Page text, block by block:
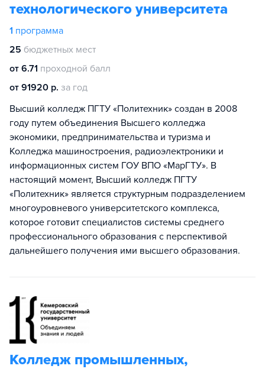
технологического университета
1 программа
25 бюджетных мест
от 6.71 проходной балл
от 91920 р. за год
Высший колледж ПГТУ «Политехник» создан в 2008
году путем объединения Высшего колледжа
экономики, предпринимательства и туризма и
Колледжа машиностроения, радиоэлектроники и
информационных систем ГОУ ВПО «МарГТУ». В
настоящий момент, Высший колледж ПГТУ
«Политехник» является структурным подразделением
многоуровневого университетского комплекса,
которое готовит специалистов системы среднего
профессионального образования с перспективой
дальнейшего получения ими высшего образования.
Колледж промышленных,